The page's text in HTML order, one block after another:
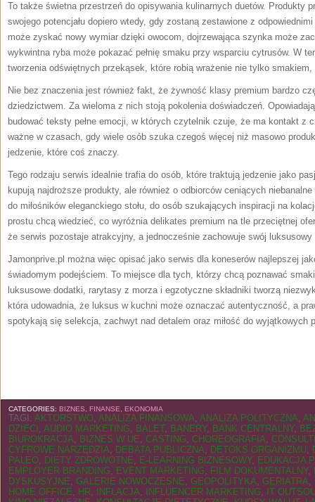
To także świetna przestrzeń do opisywania kulinarnych duetów. Produkty
swojego potencjału dopiero wtedy, gdy zostaną zestawione z
może zyskać nowy wymiar dzięki owocom, dojrzewająca szynka może
wykwintna ryba może pokazać pełnię smaku przy wsparciu cytrusów. W
tworzenia odświętnych przekąsek, które robią wrażenie nie tylko
Nie bez znaczenia jest również fakt, że żywność klasy premium bardzo
dziedzictwem. Za wieloma z nich stoją pokolenia doświadczeń.
budować teksty pełne emocji, w których czytelnik czuje, że ma kontakt z
ważne w czasach, gdy wiele osób szuka czegoś więcej niż masowo
jedzenie, które coś znaczy.
Tego rodzaju serwis idealnie trafia do osób, które traktują jedzenie jako
kupują najdroższe produkty, ale również o odbiorców ceniących
do miłośników eleganckiego stołu, do osób szukających inspiracji na
prostu chcą wiedzieć, co wyróżnia delikates premium na tle przeciętnej
że serwis pozostaje atrakcyjny, a jednocześnie zachowuje swój luksusowy
Jamonprive.pl można więc opisać jako serwis dla koneserów najlepszej
świadomym podejściem. To miejsce dla tych, którzy chcą poznawać
luksusowe dodatki, rarytasy z morza i egzotyczne składniki tworzą
która udowadnia, że luksus w kuchni może oznaczać autentyczność, a
spotykają się selekcja, zachwyt nad detalem oraz miłość do wyjątkowych
CATEGORIES: BIZNES, FINANSE, EKONOMIA
TAGI: AKTORSTWO, ANALIZA FINANSOWA, ANALIZA POLITYCZNA,
DZIECI , AUDIO MARKETING, BALET, BANERY, BANK CENTRALNY,
BIUROKRACJA, BIZNES W UE, CASTING, CHOREOGRAFIA,
CYFROWE NARZĘDZIA, DEBATA PUBLICZNA, DETOKS ORGANIZMU,
PALEO, DIETY ZDROWOTNE, E-LEARNING BIZNESOWY, EDUKACJA
EMPLOYER BRANDING, EVENT MARKETING, FILM DOKUMENTALNY,
DYSKUSYJNE, GALERIE NOWOCZESNE, GEOPOLITYKA, GERIATRA,
HOME OFFICE, HR, INFLACJA, INFLUENCER MARKETING, IT